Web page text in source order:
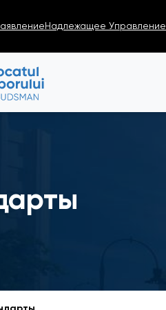
Надлежащее Управление